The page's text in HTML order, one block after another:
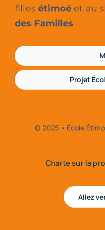
fillesétimoé et au
des Familles
Projet
© 2025 • École
Charte sur la
Allez